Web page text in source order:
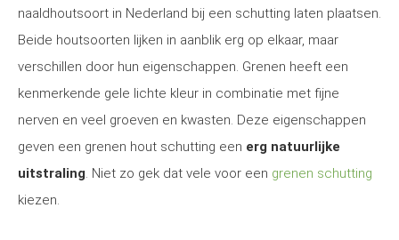
naaldhoutsoort in Nederland bij een schutting laten plaatsen.
Beide houtsoorten lijken in aanblik erg op elkaar, maar
verschillen door hun eigenschappen. Grenen heeft een
kenmerkende gele lichte kleur in combinatie met fijne
nerven en veel groeven en kwasten. Deze eigenschappen
geven een grenen hout schutting een erg natuurlijke
uitstraling. Niet zo gek dat vele voor een grenen schutting
kiezen.